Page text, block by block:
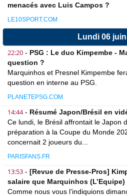
menacés avec Luis Campos ?
LE10SPORT.COM
Lundi 06
22:20 - PSG : Le duo Kimpembe -
question ?
Marquinhos et Presnel Kimpembe
question en interne au PSG.
PLANETEPSG.COM
14:44- Résumé Japon/Brésil en
Ce lundi, le Brésil affrontait le Japon
préparation à la Coupe du Monde
concernait 2 joueurs du...
PARISFANS.FR
13:53 - [Revue de Presse-Pros]
salaire que Marquinhos (L’Equipe)
Comme nous vous l’indiquions